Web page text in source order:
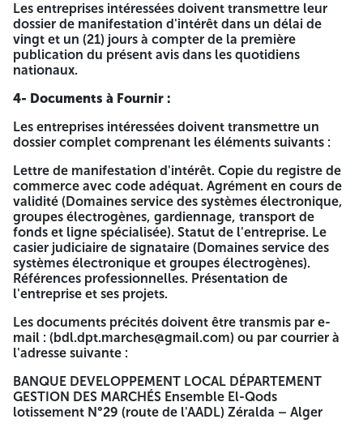
Service des systèmes électroniques de sécurité.
Groupes électrogènes.
Rayonnages métalliques.
Sac en plastique (sous vide).
Gardiennage.
Transport de fonds.
Extincteur.
Réseau Incendie Armé.
2- Exigences requises :
| Service des systèmes électroniques de sécurité | |
Experiénce dans le domaine des installations et
maintenance des systèmes électroniques de sécurité.
Titulaire d'un agrément type I (activité liée à
l'importation, l'exportation, la fabrication, la vente,
l'installation, la maintenance et la réparation des
équipements sensibles catégorie C) ou de type II
(activité liée à l'installation, la maintenance et la
réparation des équipements sensibles catégorie C) -
Expérience et référence professionnelle. | Rayonnages
métalliques | | Entreprise spécialisée dans le domaine. |
Sac en plastique (sous vide) | | Autorisation en cours de
Les entreprises intéressées doivent transmettre leur
dossier de manifestation d'intérêt dans un délai de
vingt et un (21) jours à compter de la première
publication du présent avis dans les quotidiens
nationaux.
4- Documents à Fournir :
Les entreprises intéressées doivent transmettre un
dossier complet comprenant les éléments suivants :
Lettre de manifestation d'intérêt. Copie du registre de
commerce avec code adéquat. Agrément en cours de
validité (Domaines service des systèmes électronique,
groupes électrogènes, gardiennage, transport de
fonds et ligne spécialisée). Statut de l'entreprise. Le
casier judiciaire de signataire (Domaines service des
systèmes électronique et groupes électrogènes).
Références professionnelles. Présentation de
l'entreprise et ses projets.
Les documents précités doivent être transmis par e-
mail : (bdl.dpt.marches@gmail.com) ou par courrier à
l'adresse suivante :
BANQUE DEVELOPPEMENT LOCAL DÉPARTEMENT
GESTION DES MARCHÉS Ensemble El-Qods
lotissement N°29 (route de l'AADL) Zéralda – Alger